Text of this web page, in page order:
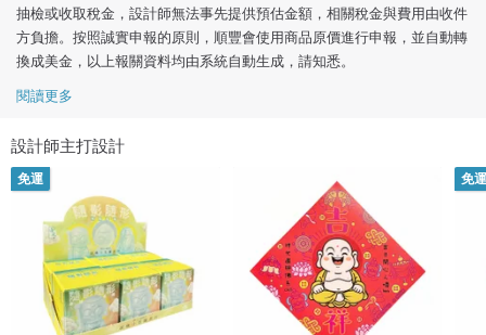
抽檢或收取稅金，設計師無法事先提供預估金額，相關稅金與費用由收件
方負擔。按照誠實申報的原則，順豐會使用商品原價進行申報，並自動轉
換成美金，以上報關資料均由系統自動生成，請知悉。
閱讀更多
設計師主打設計
免運 免